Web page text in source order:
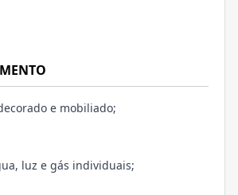
e mobiliado;
luz e gás individuais;